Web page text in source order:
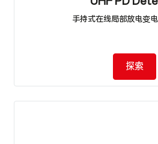
手持式在线局部放电变
探索